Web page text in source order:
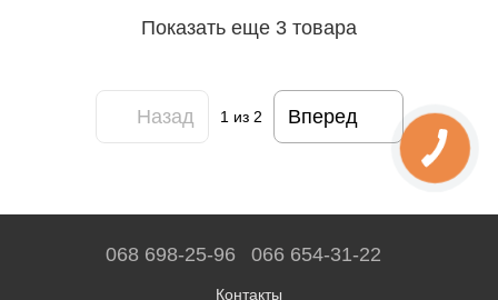
Показать еще 3 товара
Назад 1 из 2 Вперед
068 698-25-96 066 654-31-22
Контакты